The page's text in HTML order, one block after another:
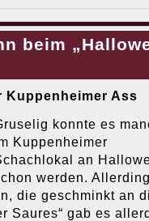
beim
Kuppenheimer Ass
konnte es
Kuppenheimer
an
werden.
die geschminkt an
Saures“ gab es